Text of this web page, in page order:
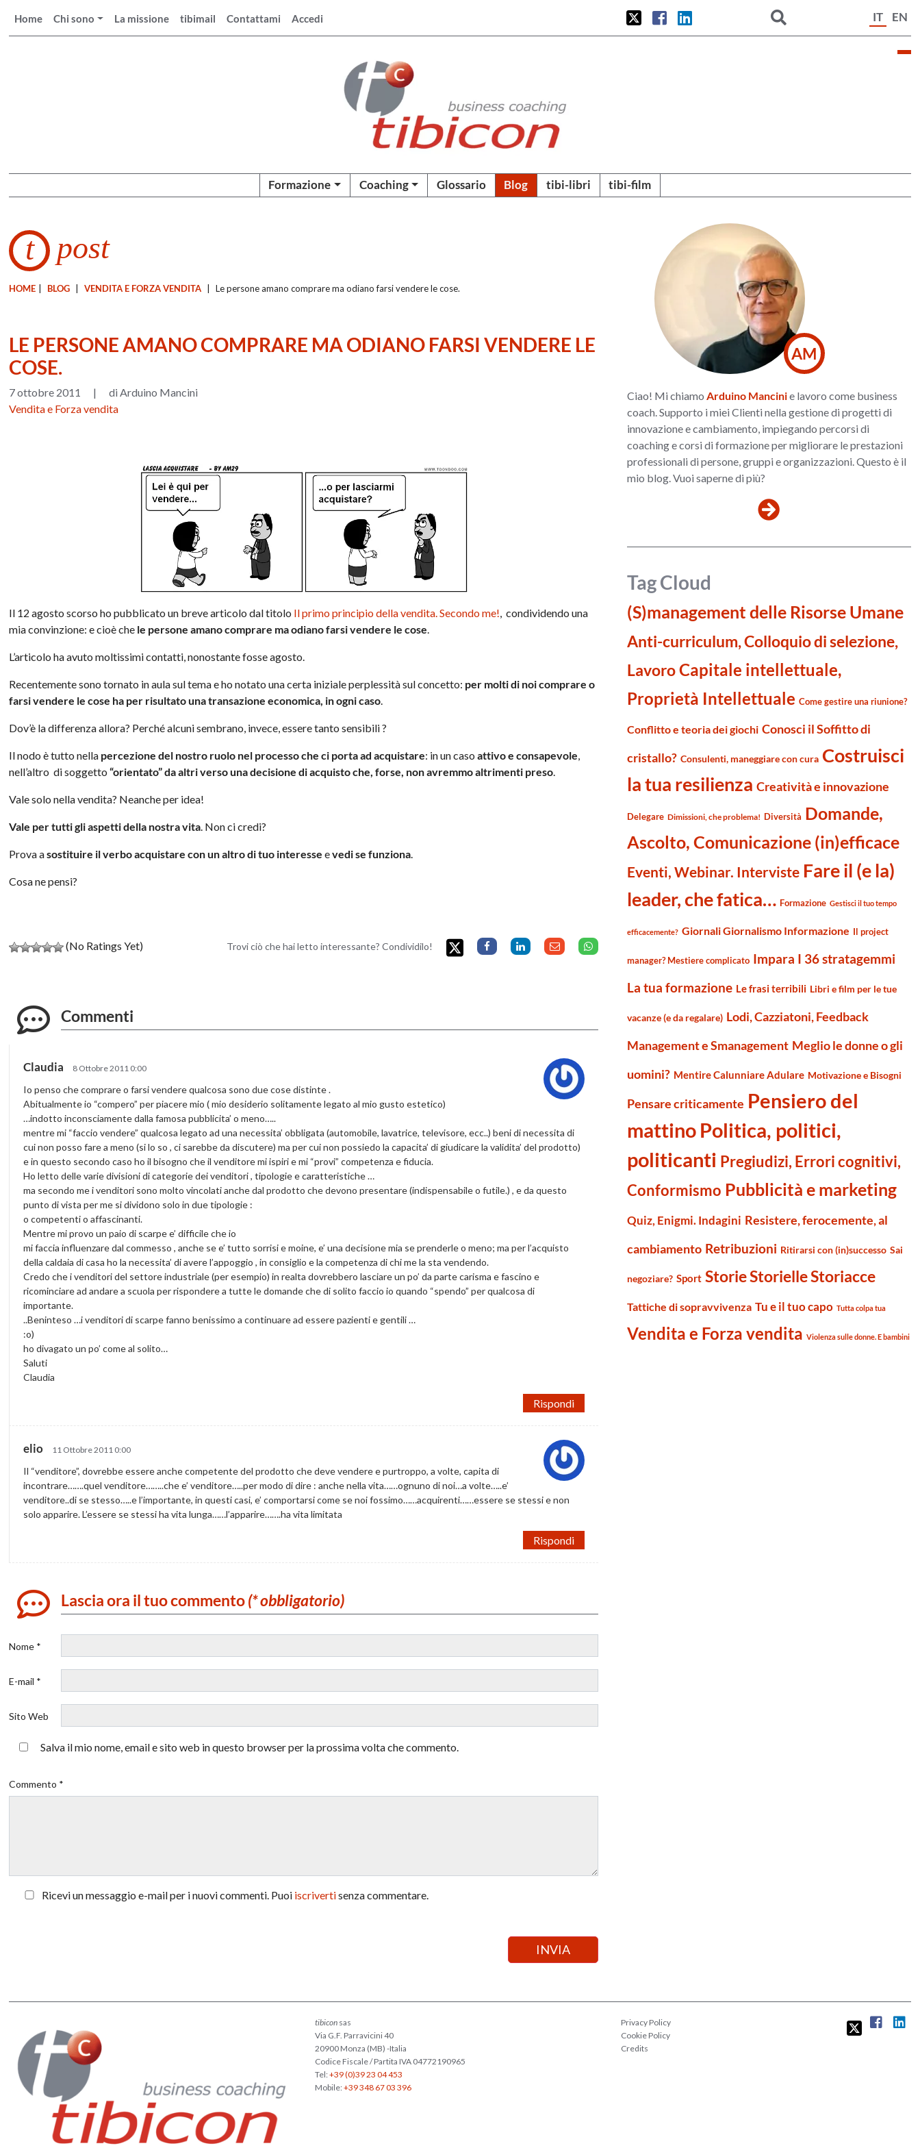
Home Chi sono La missione tibimail Contattami Accedi IT EN
Formazione Coaching Glossario Blog tibi-libri tibi-film
t post
HOME BLOG VENDITA E FORZA VENDITA Le persone amano comprare ma odiano farsi vendere le cose.
LE PERSONE AMANO COMPRARE MA ODIANO FARSI VENDERE LE
COSE.
7 ottobre 2011 |
di Arduino Mancini
Vendita e Forza vendita
Il 12 agosto scorso ho pubblicato un breve articolo dal titolo Il primo principio della vendita. Secondo me!, condividendo una
mia convinzione: e cioè che le persone amano comprare ma odiano farsi vendere le cose.
L’articolo ha avuto moltissimi contatti, nonostante fosse agosto.
Recentemente sono tornato in aula sul tema e ho notato una certa iniziale perplessità sul concetto: per molti di noi comprare o
farsi vendere le cose ha per risultato una transazione economica, in ogni caso.
Dov’è la differenza allora? Perché alcuni sembrano, invece, essere tanto sensibili ?
Il nodo è tutto nella percezione del nostro ruolo nel processo che ci porta ad acquistare: in un casoattivo e consapevole,
nell’altro di soggetto“orientato” da altri verso una decisione di acquisto che, forse, non avremmo altrimenti preso.
Vale solo nella vendita? Neanche per idea!
Vale per tutti gli aspetti della nostra vita. Non ci credi?
Prova asostituire il verbo acquistare con un altro di tuo interesse evedi se funziona.
Cosa ne pensi?
(No Ratings Yet) Trovi ciò che hai letto interessante? Condividilo!
Commenti
Claudia 8 Ottobre 2011 0:00
Io penso che comprare o farsi vendere qualcosa sono due cose distinte .
Abitualmente io “compero” per piacere mio ( mio desiderio solitamente legato al mio gusto estetico)
…indotto inconsciamente dalla famosa pubblicita’ o meno…..
mentre mi “faccio vendere” qualcosa legato ad una necessita’ obbligata (automobile, lavatrice, televisore, ecc..) beni di necessita di
cui non posso fare a meno (si lo so , ci sarebbe da discutere) ma per cui non possiedo la capacita’ di giudicare la validita’ del prodotto)
e in questo secondo caso ho il bisogno che il venditore mi ispiri e mi “provi” competenza e fiducia.
Ho letto delle varie divisioni di categorie dei venditori , tipologie e caratteristiche …
ma secondo me i venditori sono molto vincolati anche dal prodotto che devono presentare (indispensabile o futile.) , e da questo
punto di vista per me si dividono solo in due tipologie :
o competenti o affascinanti.
Mentre mi provo un paio di scarpe e’ difficile che io
mi faccia influenzare dal commesso , anche se e’ tutto sorrisi e moine, e’ una decisione mia se prenderle o meno; ma per l’acquisto
della caldaia di casa ho la necessita’ di avere l’appoggio , in consiglio e la competenza di chi me la sta vendendo.
Credo che i venditori del settore industriale (per esempio) in realta dovrebbero lasciare un po’ da parte carisma e fascino e
ricominciare ad andare a scuola per rispondere a tutte le domande che di solito faccio io quando “spendo” per qualcosa di
importante.
..Beninteso …i venditori di scarpe fanno benissimo a continuare ad essere pazienti e gentili …
:o)
ho divagato un po’ come al solito…
Saluti
Claudia
Rispondi
elio 11 Ottobre 2011 0:00
Il “venditore”, dovrebbe essere anche competente del prodotto che deve vendere e purtroppo, a volte, capita di
incontrare…….quel venditore……..che e’ venditore…..per modo di dire : anche nella vita……ognuno di noi…a volte…..e’
venditore..di se stesso…..e l’importante, in questi casi, e’ comportarsi come se noi fossimo……acquirenti……essere se stessi e non
solo apparire. L’essere se stessi ha vita lunga……l’apparire…….ha vita limitata
Rispondi
Lascia ora il tuo commento(* obbligatorio)
Nome *
E-mail *
Sito Web
Salva il mio nome, email e sito web in questo browser per la prossima volta che commento.
Commento *
Ricevi un messaggio e-mail per i nuovi commenti. Puoi iscrivertisenza commentare.
AM
Ciao! Mi chiamo Arduino Mancinie lavoro come business
coach. Supporto i miei Clienti nella gestione di progetti di
innovazione e cambiamento, impiegando percorsi di
coaching e corsi di formazione per migliorare le prestazioni
professionali di persone, gruppi e organizzazioni. Questo è il
mio blog. Vuoi saperne di più?
Tag Cloud
(S)management delle Risorse Umane
Anti-curriculum, Colloquio di selezione,
LavoroCapitale intellettuale,
Proprietà Intellettuale Come gestire una riunione?
Conflitto e teoria dei giochi Conosci il Soffitto di
cristallo? Consulenti, maneggiare con cura Costruisci
la tua resilienza Creatività e innovazione
Delegare Dimissioni, che problema! Diversità Domande,
Ascolto, Comunicazione (in)efficace
Eventi, Webinar. Interviste Fare il (e la)
leader, che fatica… Formazione Gestisci il tuo tempo
efficacemente? Giornali Giornalismo Informazione Il project
manager? Mestiere complicato Impara I 36 stratagemmi
La tua formazione Le frasi terribili Libri e film per le tue
vacanze (e da regalare) Lodi, Cazziatoni, Feedback
Management e Smanagement Meglio le donne o gli
uomini? Mentire Calunniare Adulare Motivazione e Bisogni
Pensare criticamente Pensiero del
mattino Politica, politici,
politicanti Pregiudizi, Errori cognitivi,
Conformismo Pubblicità e marketing
Quiz, Enigmi. Indagini Resistere, ferocemente, al
cambiamento Retribuzioni Ritirarsi con (in)successo Sai
negoziare? Sport Storie Storielle Storiacce
Tattiche di sopravvivenza Tu e il tuo capo Tutta colpa tua
Vendita e Forza vendita Violenza sulle donne. E bambini
tibiconsas
Via G.F. Parravicini 40
20900 Monza (MB) -Italia
Codice Fiscale / Partita IVA 04772190965
Tel:+39 (0)39 23 04 453
Mobile:+39 348 67 03 396
Privacy Policy
Cookie Policy
Credits